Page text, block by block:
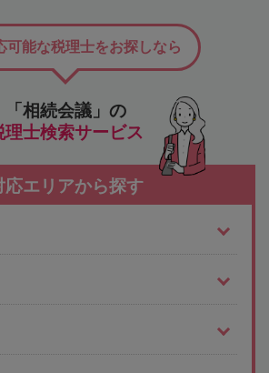
「相続会議」の
理士検索サービス
可能な税理士をお探しなら
応エリアから探す